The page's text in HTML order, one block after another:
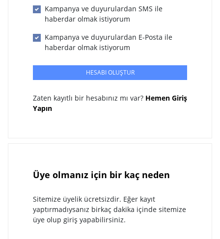
Kampanya ve duyurulardan SMS ile
haberdar olmak istiyorum
Kampanya ve duyurulardan E-Posta ile
haberdar olmak istiyorum
HESABI OLUŞTUR
Zaten kayıtlı bir hesabınız mı var? Hemen Giriş
Yapın
Üye olmanız için bir kaç neden
Sitemize üyelik ücretsizdir. Eğer kayıt
yaptırmadıysanız birkaç dakika içinde sitemize
üye olup giriş yapabilirsiniz.